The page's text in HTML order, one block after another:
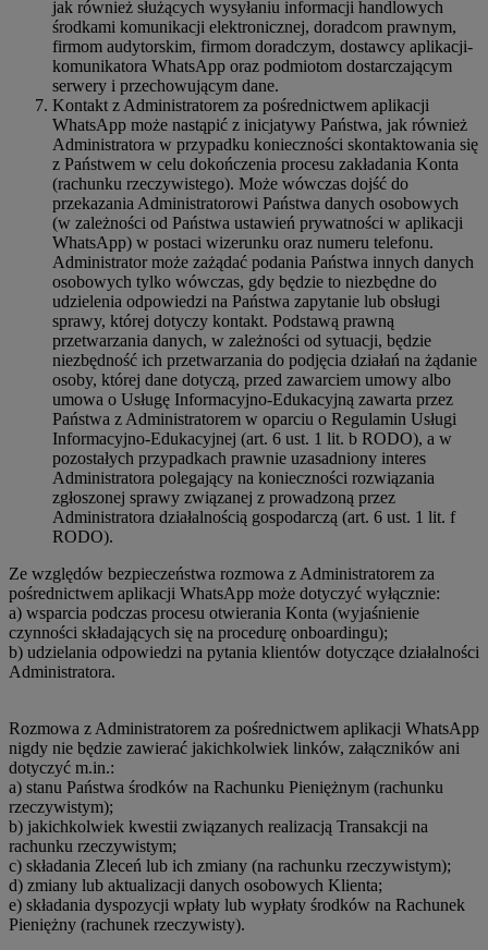
jak również służących wysyłaniu informacji handlowych
środkami komunikacji elektronicznej, doradcom prawnym,
firmom audytorskim, firmom doradczym, dostawcy aplikacji-
komunikatora WhatsApp oraz podmiotom dostarczającym
serwery i przechowującym dane.
Kontakt z Administratorem za pośrednictwem aplikacji
WhatsApp może nastąpić z inicjatywy Państwa, jak również
Administratora w przypadku konieczności skontaktowania się
z Państwem w celu dokończenia procesu zakładania Konta
(rachunku rzeczywistego). Może wówczas dojść do
przekazania Administratorowi Państwa danych osobowych
(w zależności od Państwa ustawień prywatności w aplikacji
WhatsApp) w postaci wizerunku oraz numeru telefonu.
Administrator może zażądać podania Państwa innych danych
osobowych tylko wówczas, gdy będzie to niezbędne do
udzielenia odpowiedzi na Państwa zapytanie lub obsługi
sprawy, której dotyczy kontakt. Podstawą prawną
przetwarzania danych, w zależności od sytuacji, będzie
niezbędność ich przetwarzania do podjęcia działań na żądanie
osoby, której dane dotyczą, przed zawarciem umowy albo
umowa o Usługę Informacyjno-Edukacyjną zawarta przez
Państwa z Administratorem w oparciu o Regulamin Usługi
Informacyjno-Edukacyjnej (art. 6 ust. 1 lit. b RODO), a w
pozostałych przypadkach prawnie uzasadniony interes
Administratora polegający na konieczności rozwiązania
zgłoszonej sprawy związanej z prowadzoną przez
Administratora działalnością gospodarczą (art. 6 ust. 1 lit. f
RODO).
Ze względów bezpieczeństwa rozmowa z Administratorem za
pośrednictwem aplikacji WhatsApp może dotyczyć wyłącznie:
a) wsparcia podczas procesu otwierania Konta (wyjaśnienie
czynności składających się na procedurę onboardingu);
b) udzielania odpowiedzi na pytania klientów dotyczące działalności
Administratora.
Rozmowa z Administratorem za pośrednictwem aplikacji WhatsApp
nigdy nie będzie zawierać jakichkolwiek linków, załączników ani
dotyczyć m.in.:
a) stanu Państwa środków na Rachunku Pieniężnym (rachunku
rzeczywistym);
b) jakichkolwiek kwestii związanych realizacją Transakcji na
rachunku rzeczywistym;
c) składania Zleceń lub ich zmiany (na rachunku rzeczywistym);
d) zmiany lub aktualizacji danych osobowych Klienta;
e) składania dyspozycji wpłaty lub wypłaty środków na Rachunek
Pieniężny (rachunek rzeczywisty).